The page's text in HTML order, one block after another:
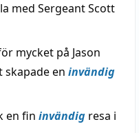
med Sergeant Scott
mycket på Jason
skapade en invändig
en fin invändig resa i